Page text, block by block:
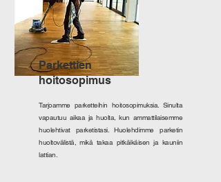
Parkettien
hoitosopimus
Tarjoamme parketteihin hoitosopimuksia. Sinulta
vapautuu aikaa ja huolta, kun ammattilaisemme
huolehtivat parketistasi. Huolehdimme parketin
huoltovälistä, mikä takaa pitkäikäisen ja kauniin
lattian.